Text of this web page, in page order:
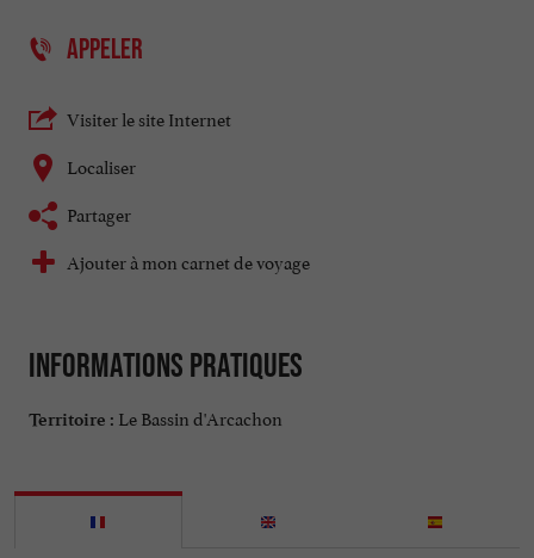
APPELER
Visiter le site Internet
Localiser
Partager
Ajouter à mon carnet de voyage
Informations pratiques
Territoire : Le Bassin d'Arcachon